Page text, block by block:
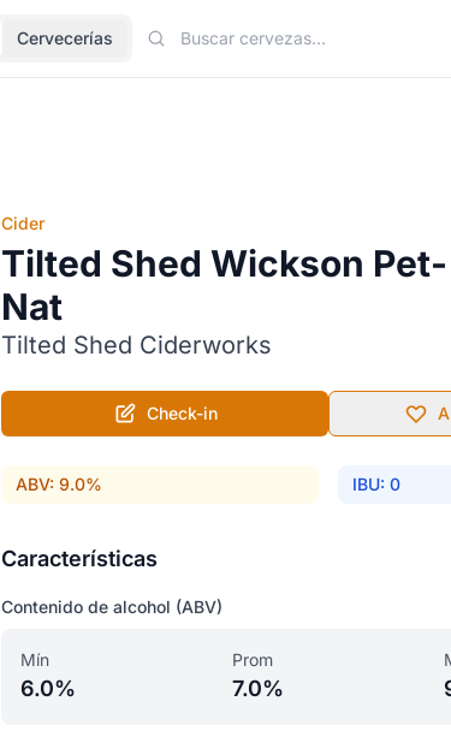
Cervecerías
Cider
Tilted Shed Wickson Pet-
Nat
Tilted Shed Ciderworks
Check-in
ABV: 9.0% IBU: 0
Características
Contenido de alcohol (ABV)
Mín
6.0%
Prom
7.0%